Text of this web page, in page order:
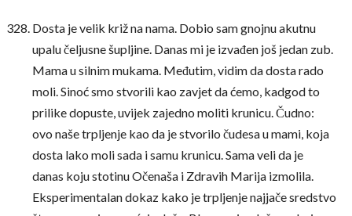
Dosta je velik križ na nama. Dobio sam gnojnu akutnu
upalu čeljusne šupljine. Danas mi je izvađen još jedan zub.
Mama u silnim mukama. Međutim, vidim da dosta rado
moli. Sinoć smo stvorili kao zavjet da ćemo, kadgod to
prilike dopuste, uvijek zajedno moliti krunicu. Čudno:
ovo naše trpljenje kao da je stvorilo čudesa u mami, koja
dosta lako moli sada i samu krunicu. Sama veli da je
danas koju stotinu Očenaša i Zdravih Marija izmolila.
Eksperimentalan dokaz kako je trpljenje najjače sredstvo